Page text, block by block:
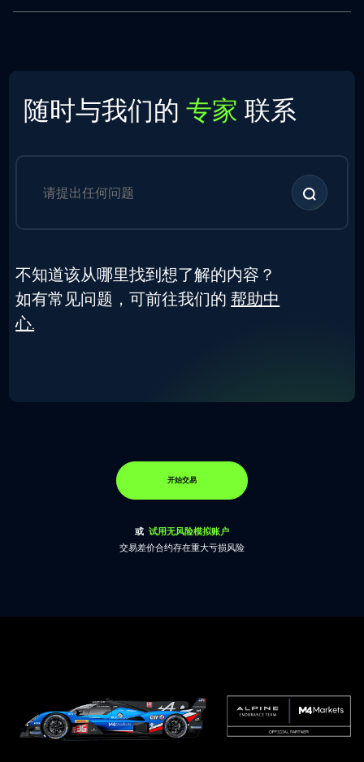
随时与我们的专家 联系
不知道该从哪里找到想了解的内容？
如有常见问题，可前往我们的帮助中
心.
开始交易
或 试用无风险模拟账户
交易差价合约存在重大亏损风险